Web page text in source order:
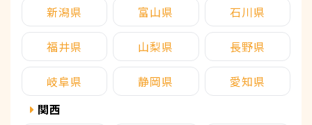
新潟県
富山県 石川県
福井県 山梨県 長野県
岐阜県 静岡県
愛知県
関西